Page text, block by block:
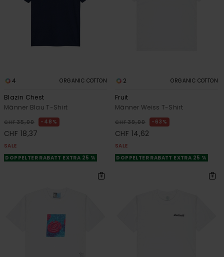
4 ORGANIC COTTON
Blazin Chest
Männer Blau T-Shirt
CHF 35,00 48%
CHF 18,37
SALE
DOPPELTER RABATT EXTRA 25 %
2 ORGANIC COTTON
Fruit
Männer Weiss T-Shirt
CHF 39,00 63%
CHF 14,62
SALE
DOPPELTER RABATT EXTRA 25 %